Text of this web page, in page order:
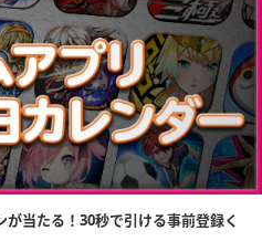
当たる！30秒で引ける事前登録く